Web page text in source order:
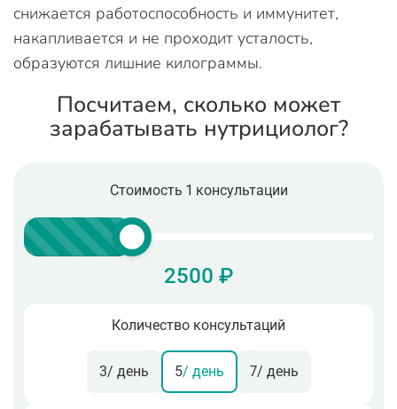
снижается работоспособность и иммунитет,
накапливается и не проходит усталость,
образуются лишние килограммы.
Посчитаем, сколько может
зарабатывать нутрициолог?
Стоимость 1 консультации
2500 ₽
Количество консультаций
3/ день 5/ день 7/ день